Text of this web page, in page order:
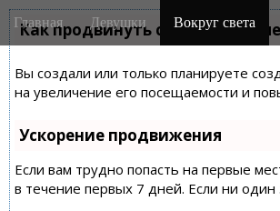
Как продвинуть сайт на
Вы создали или только планируете
на увеличение его посещаемости и
Ускорение продвижения
Если вам трудно попасть на первые
в течение первых 7 дней. Если ни один
M
a
n
m
e
n
u
i
Главная Девушки Вокруг света